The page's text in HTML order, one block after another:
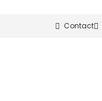
Contact